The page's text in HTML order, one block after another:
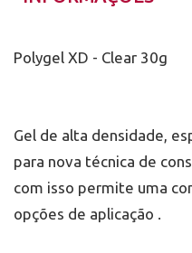
Polygel XD - Clear 30g
Gel de alta densidade,
para nova técnica de
com isso permite uma
opções de aplicação .